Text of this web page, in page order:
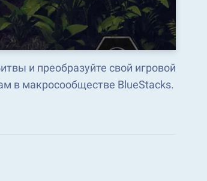
и преобразуйте свой игровой
в макросообществе BlueStacks.